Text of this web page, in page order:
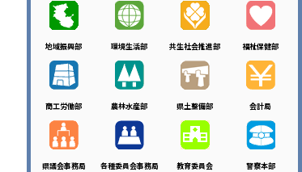
地域振興部 環境生活部 共生社会推進部 福祉保健部
商工労働部 農林水産部 県土整備部 会計局
県議会事務局 各種委員会事務局 教育委員会 警察本部